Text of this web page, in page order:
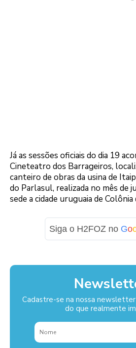
Já as sessões oficiais do dia 19
Cineteatro dos Barrageiros,
canteiro de obras da usina de
do Parlasul, realizada no mês de
sede a cidade uruguaia de
Siga o H2FOZ no Go
Cadastre-se na nossa
do que realmente